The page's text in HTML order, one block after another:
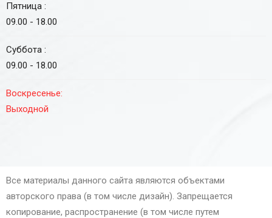
Пятница :
09.00 - 18.00
Суббота :
09.00 - 18.00
Воскресенье:
Выходной
Все материалы данного сайта являются объектами
авторского права (в том числе дизайн). Запрещается
копирование, распространение (в том числе путем